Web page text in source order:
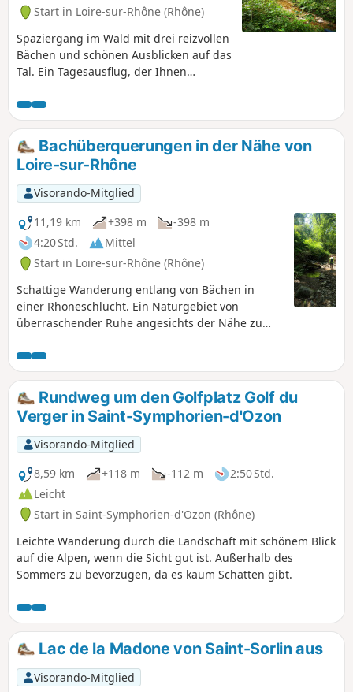
Start in Loire-sur-Rhône (Rhône)
Spaziergang im Wald mit drei reizvollen
Bächen und schönen Ausblicken auf das
Tal. Ein Tagesausflug, der Ihnen
Bachüberquerungen in der Nähe von
Loire-sur-Rhône
Visorando-Mitglied
11,19 km
+398 m
-398 m
4:20 Std.
Mittel
Start in Loire-sur-Rhône (Rhône)
Schattige Wanderung entlang von Bächen in
einer Rhoneschlucht. Ein Naturgebiet von
überraschender Ruhe angesichts der Nähe zu
Rundweg um den Golfplatz Golf du
Verger in Saint-Symphorien-d'Ozon
Visorando-Mitglied
8,59 km
+118 m -112 m
2:50 Std.
Leicht
Start in Saint-Symphorien-d'Ozon (Rhône)
Leichte Wanderung durch die Landschaft mit schönem Blick
auf die Alpen, wenn die Sicht gut ist. Außerhalb des
Sommers zu bevorzugen, da es kaum Schatten gibt.
Lac de la Madone von Saint-Sorlin aus
Visorando-Mitglied